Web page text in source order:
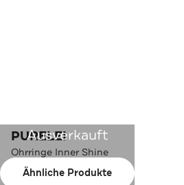
Ausverkauft
Ähnliche Produkte
PURELEI
Ohrringe Inner Shine
Farbe:Rosegold